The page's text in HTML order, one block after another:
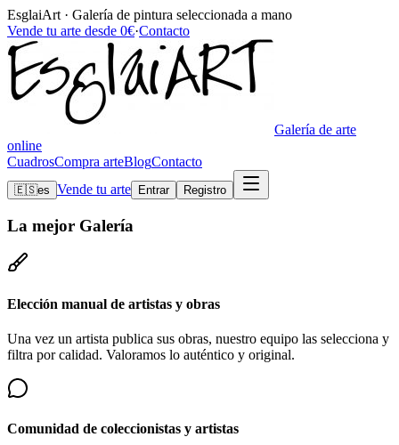
EsglaiArt · Galería de pintura seleccionada a mano
Vende tu arte desde 0€·Contacto
Galería de arte
online
CuadrosCompra arteBlogContacto
🇪🇸es Vende tu arte Entrar Registro
La mejor Galería
Elección manual de artistas y obras
Una vez un artista publica sus obras, nuestro equipo las selecciona y
filtra por calidad. Valoramos lo auténtico y original.
Comunidad de coleccionistas y artistas